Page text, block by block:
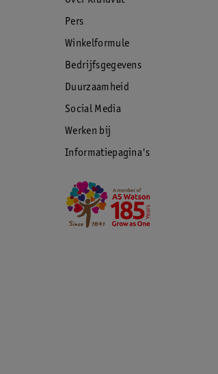
Pers
Winkelformule
Bedrijfsgegevens
Duurzaamheid
Social Media
Werken bij
Informatiepagina's